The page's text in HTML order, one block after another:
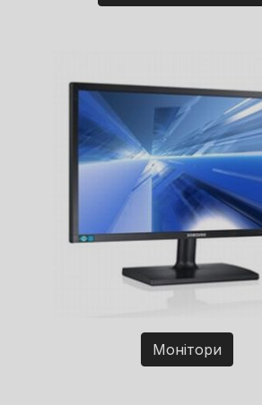
Монітори